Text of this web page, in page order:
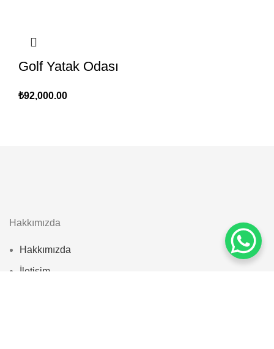
Golf Yatak Odası
₺92,000.00
Hakkımızda
Hakkımızda
İletişim